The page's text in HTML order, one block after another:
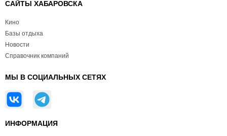
САЙТЫ ХАБАРОВСКА
Кино
Базы отдыха
Новости
Справочник компаний
МЫ В СОЦИАЛЬНЫХ СЕТЯХ
ИНФОРМАЦИЯ